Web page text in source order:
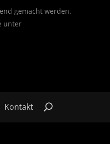
gemacht werden.
unter
Kontakt